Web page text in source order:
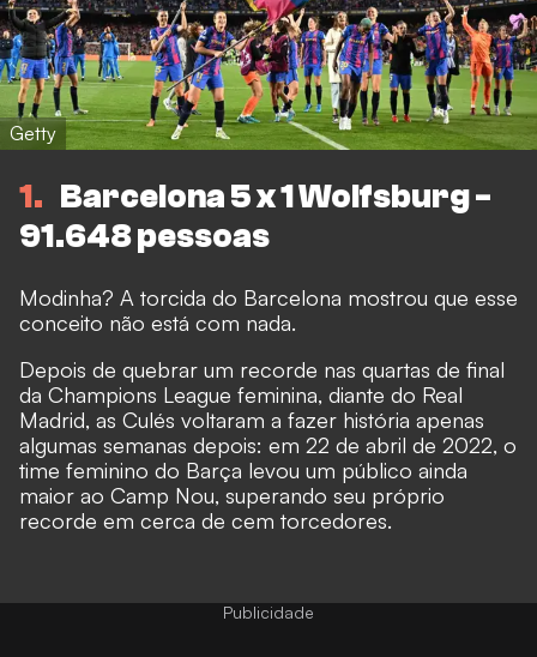
Getty
1
Barcelona 5 x 1 Wolfsburg -
91.648 pessoas
Modinha? A torcida do Barcelona mostrou que esse
conceito não está com nada.
Depois de quebrar um recorde nas quartas de final
da Champions League feminina, diante do Real
Madrid, as Culés voltaram a fazer história apenas
algumas semanas depois: em 22 de abril de 2022, o
time feminino do Barça levou um público ainda
maior ao Camp Nou, superando seu próprio
recorde em cerca de cem torcedores.